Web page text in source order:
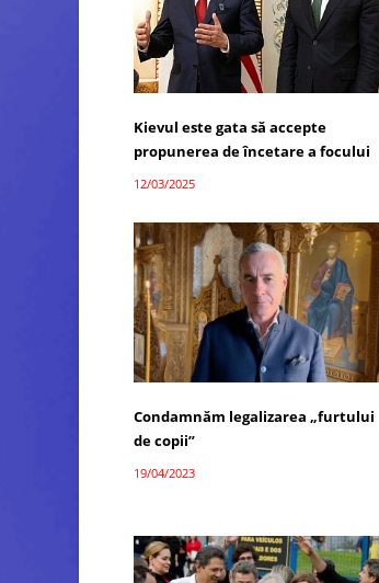
Kievul este gata să accepte
propunerea de încetare a focului
12/03/2025
Condamnăm legalizarea „furtului
de copii”
19/04/2023